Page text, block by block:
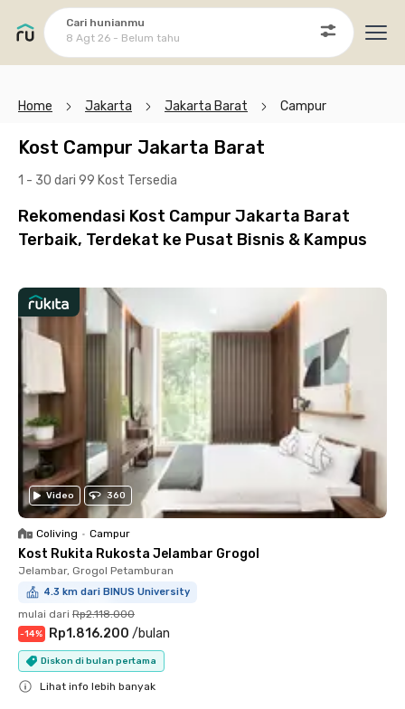
Cari hunianmu
8 Agt 26 - Belum tahu
Home Jakarta Jakarta Barat Campur
Kost Campur Jakarta Barat
1 - 30 dari 99 Kost Tersedia
Rekomendasi Kost Campur Jakarta Barat
Terbaik, Terdekat ke Pusat Bisnis & Kampus
Video 360
Coliving • Campur
Kost Rukita Rukosta Jelambar Grogol
Jelambar, Grogol Petamburan
4.3 km dari BINUS University
mulai dari Rp2.118.000
-14% Rp1.816.200 /bulan
Diskon di bulan pertama
Lihat info lebih banyak